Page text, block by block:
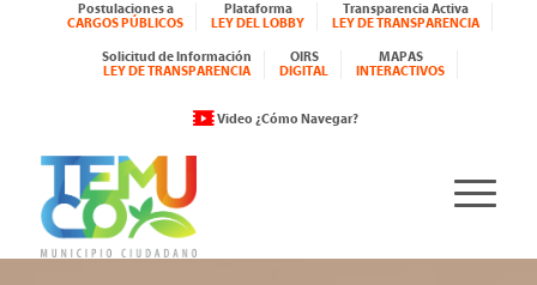
Postulaciones a
CARGOS PÚBLICOS
Plataforma
LEY DEL LOBBY
Transparencia Activa
LEY DE TRANSPARENCIA
Solicitud de Información
LEY DE TRANSPARENCIA
OIRS
DIGITAL
MAPAS
INTERACTIVOS
Video ¿Cómo Navegar?